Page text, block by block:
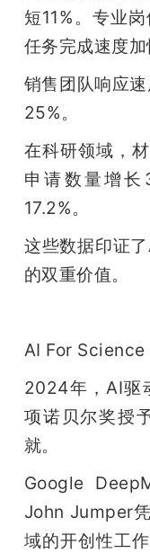
短11%。专业
任务完成速度加
销售团队响应
25%。
在科研领域，
申请数量增长
17.2%。
这些数据印证
的双重价值。
AI For Science
2024年，AI
项诺贝尔奖授
就。
Google
John Jumper
域的开创性工